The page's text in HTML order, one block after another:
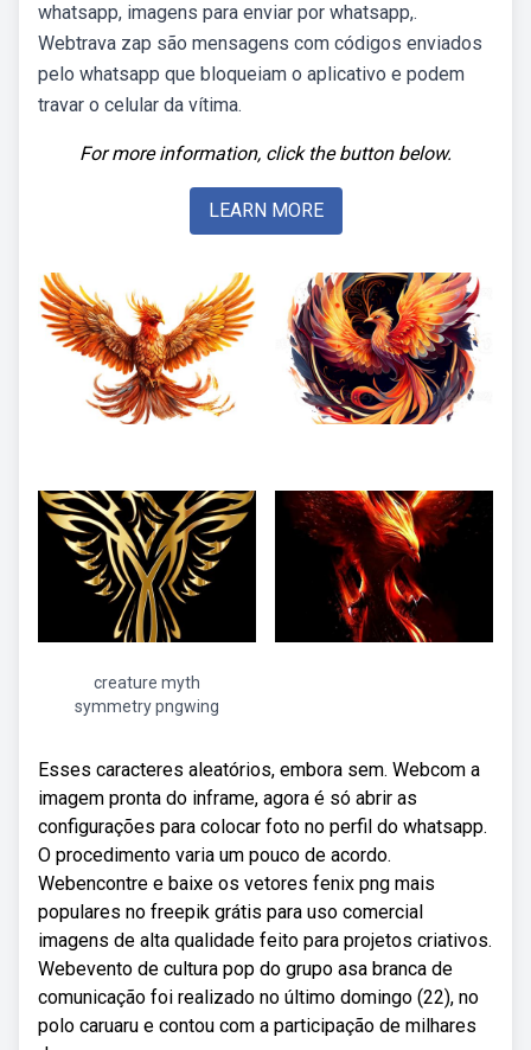
whatsapp, imagens para enviar por whatsapp,.
Webtrava zap são mensagens com códigos enviados
pelo whatsapp que bloqueiam o aplicativo e podem
travar o celular da vítima.
For more information, click the button below.
LEARN MORE
creature myth
symmetry pngwing
Esses caracteres aleatórios, embora sem. Webcom a
imagem pronta do inframe, agora é só abrir as
configurações para colocar foto no perfil do whatsapp.
O procedimento varia um pouco de acordo.
Webencontre e baixe os vetores fenix png mais
populares no freepik grátis para uso comercial
imagens de alta qualidade feito para projetos criativos.
Webevento de cultura pop do grupo asa branca de
comunicação foi realizado no último domingo (22), no
polo caruaru e contou com a participação de milhares